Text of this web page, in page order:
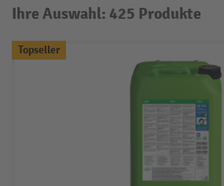
Ihre Auswahl: 425 Produkte
Topseller